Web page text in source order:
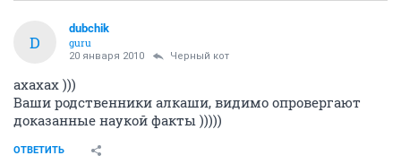
D
dubchik
guru
20 января 2010 Черный кот
ахахах )))
Ваши родственники алкаши, видимо опровергают
доказанные наукой факты )))))
ОТВЕТИТЬ